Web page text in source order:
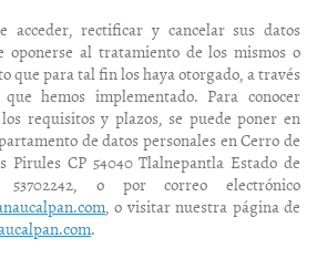
acceder, rectificar y cancelar sus datos
oponerse al tratamiento de los mismos o
que para tal fin los haya otorgado, a través
hemos implementado. Para conocer
requisitos y plazos, se puede poner en
de datos personales en Cerro de
Pirules CP 54040 Tlalnepantla Estado de
o por correo electrónico
, o visitar nuestra página de
.